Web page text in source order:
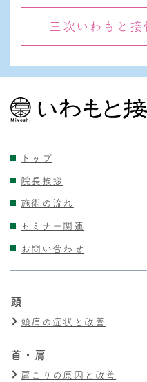
三次いわもと
トップ
院長挨拶
施術の流れ
セミナー関連
お問い合わせ
頭
頭痛の症状と改善
首・肩
肩こりの原因と改善